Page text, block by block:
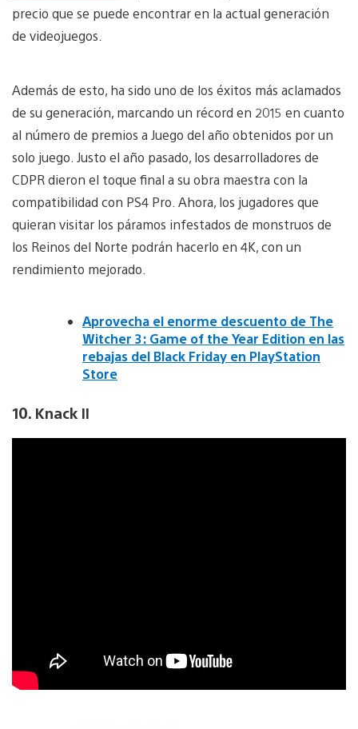
precio que se puede encontrar en la actual generación
de videojuegos.
Además de esto, ha sido uno de los éxitos más aclamados
de su generación, marcando un récord en 2015 en cuanto
al número de premios a Juego del año obtenidos por un
solo juego. Justo el año pasado, los desarrolladores de
CDPR dieron el toque final a su obra maestra con la
compatibilidad con PS4 Pro. Ahora, los jugadores que
quieran visitar los páramos infestados de monstruos de
los Reinos del Norte podrán hacerlo en 4K, con un
rendimiento mejorado.
Aprovecha el enorme descuento de The
Witcher 3: Game of the Year Edition en las
rebajas del Black Friday en PlayStation
Store
10. Knack II